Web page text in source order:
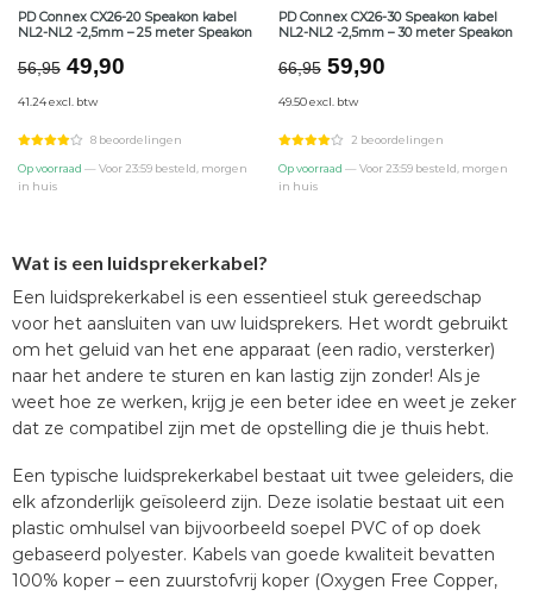
PD Connex CX26-20 Speakon kabel
NL2-NL2 -2,5mm – 25 meter Speakon
56,95 Oorspronkelijke
was:
€56,95.
49,90Huidige
€49,90.
41.24 excl. btw
8 beoordelingen
Op voorraad — Voor 23:59 besteld, morgen
in huis
PD Connex CX26-30 Speakon kabel
NL2-NL2 -2,5mm – 30 meter Speakon
66,95 Oorspronkelijke
was:
€66,95.
59,90Huidige
€59,90.
49.50 excl. btw
2 beoordelingen
Op voorraad — Voor 23:59 besteld, morgen
in huis
Wat is een luidsprekerkabel?
Een luidsprekerkabel is een essentieel stuk gereedschap
voor het aansluiten van uw luidsprekers. Het wordt gebruikt
om het geluid van het ene apparaat (een radio, versterker)
naar het andere te sturen en kan lastig zijn zonder! Als je
weet hoe ze werken, krijg je een beter idee en weet je zeker
dat ze compatibel zijn met de opstelling die je thuis hebt.
Een typische luidsprekerkabel bestaat uit twee geleiders, die
elk afzonderlijk geïsoleerd zijn. Deze isolatie bestaat uit een
plastic omhulsel van bijvoorbeeld soepel PVC of op doek
gebaseerd polyester. Kabels van goede kwaliteit bevatten
100% koper – een zuurstofvrij koper (Oxygen Free Copper,